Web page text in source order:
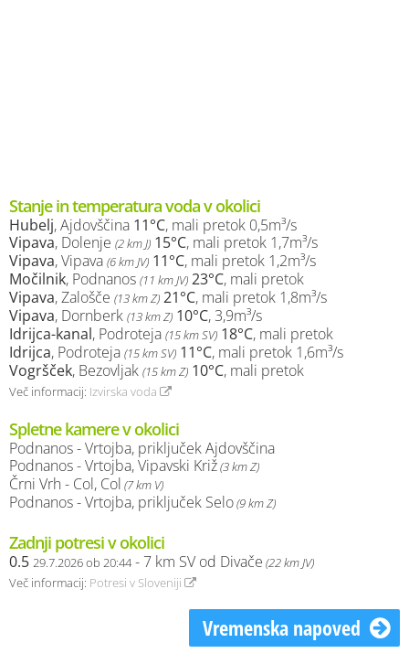
Stanje in temperatura voda v okolici
Hubelj, Ajdovščina 11°C, mali pretok 0,5m³/s
Vipava, Dolenje (2 km J) 15°C, mali pretok 1,7m³/s
Vipava, Vipava (6 km JV) 11°C, mali pretok 1,2m³/s
Močilnik, Podnanos (11 km JV) 23°C, mali pretok
Vipava, Zalošče (13 km Z) 21°C, mali pretok 1,8m³/s
Vipava, Dornberk (13 km Z) 10°C, 3,9m³/s
Idrijca-kanal, Podroteja (15 km SV) 18°C, mali pretok
Idrijca, Podroteja (15 km SV) 11°C, mali pretok 1,6m³/s
Vogršček, Bezovljak (15 km Z) 10°C, mali pretok
Več informacij: Izvirska voda
Spletne kamere v okolici
Podnanos - Vrtojba, priključek Ajdovščina
Podnanos - Vrtojba, Vipavski Križ(3 km Z)
Črni Vrh - Col, Col (7 km V)
Podnanos - Vrtojba, priključek Selo(9 km Z)
Zadnji potresi v okolici
0.5 29.7.2026 ob 20:44- 7 km SV od Divače (22 km JV)
Več informacij: Potresi v Sloveniji
Vremenska napoved